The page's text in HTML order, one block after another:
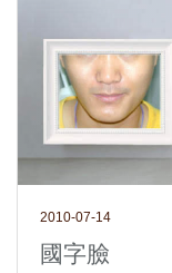
2010-07-14
國字臉